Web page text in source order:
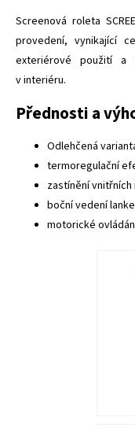
Screenová roleta
provedení, vynikající
exteriérové použití a
v interiéru.
Přednosti a
Odlehčená
termoregulační
zastínění
boční vedení
motorické